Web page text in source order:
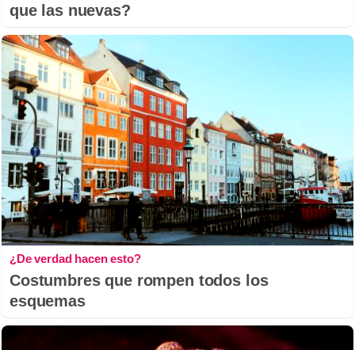
que las nuevas?
¿De verdad hacen esto?
Costumbres que rompen todos los
esquemas